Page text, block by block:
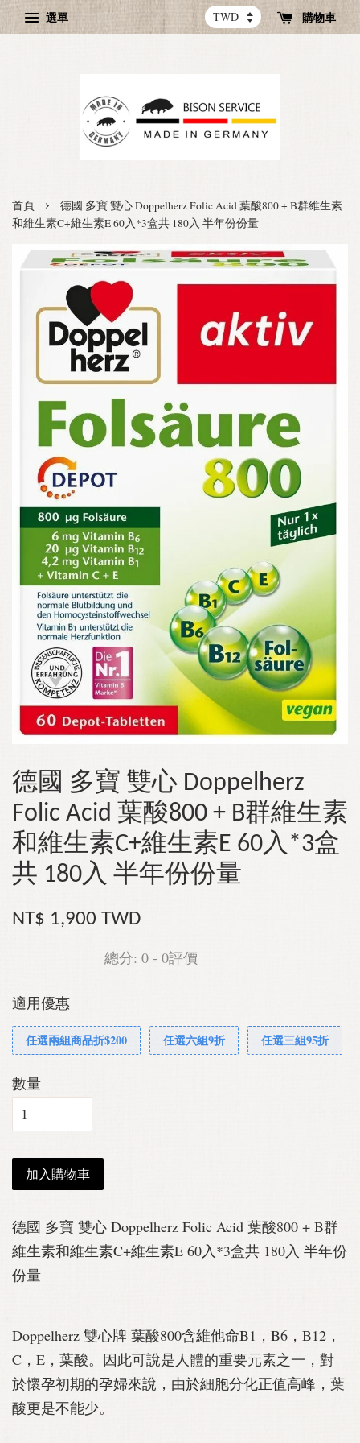
選單 購物車
首頁 ›
德國 多寶 雙心 Doppelherz Folic Acid 葉酸800 + B群維生素
和維生素C+維生素E 60入*3盒共 180入 半年份份量
德國 多寶 雙心 Doppelherz
Folic Acid 葉酸800 + B群維生素
和維生素C+維生素E 60入*3盒
共 180入 半年份份量
NT$ 1,900 TWD
總分: 0 - 0評價
適用優惠
任選兩組商品折$200 任選六組9折 任選三組95折
數量
加入購物車
德國 多寶 雙心 Doppelherz Folic Acid 葉酸800 + B群
維生素和維生素C+維生素E 60入*3盒共 180入 半年份
份量
Doppelherz 雙心牌 葉酸800含維他命B1，B6，B12，
C，E，葉酸。因此可說是人體的重要元素之一，對
於懷孕初期的孕婦來說，由於細胞分化正值高峰，葉
酸更是不能少。